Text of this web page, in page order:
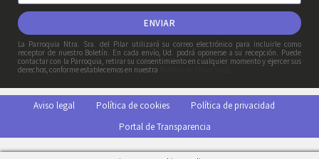
ENVIAR
La Parroquia Ntra. Sra. del Pilar utilizará su correo electrónico para incluirle como
receptor de nuestro Boletín. En cada envío, Ud. podrá oponerse a su recepción. Puede
contactar con la Parroquia, retirar su consentimiento en cualquier momento y ejercer sus
derechos, conforme establecemos en nuestra
.
Aviso legal Política de cookies
Política de privacidad
Portal de Transparencia